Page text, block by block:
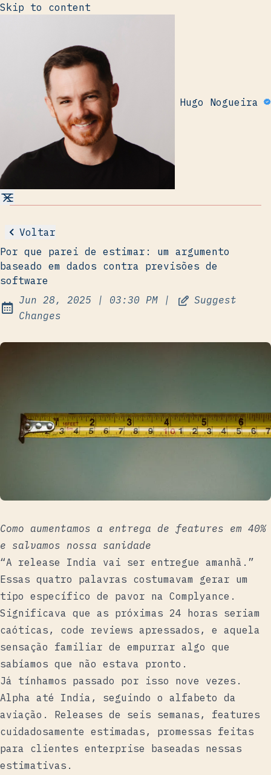
Skip to content
Hugo Nogueira
Voltar
Por que parei de estimar: um argumento
baseado em dados contra previsões de
software
Published:
Jun 28, 2025 | at
03:30 PM|
Suggest
Changes
Como aumentamos a entrega de features em 40%
e salvamos nossa sanidade
“A release India vai ser entregue amanhã.”
Essas quatro palavras costumavam gerar um
tipo específico de pavor na Complyance.
Significava que as próximas 24 horas seriam
caóticas, code reviews apressados, e aquela
sensação familiar de empurrar algo que
sabíamos que não estava pronto.
Já tínhamos passado por isso nove vezes.
Alpha até India, seguindo o alfabeto da
aviação. Releases de seis semanas, features
cuidadosamente estimadas, promessas feitas
para clientes enterprise baseadas nessas
estimativas.